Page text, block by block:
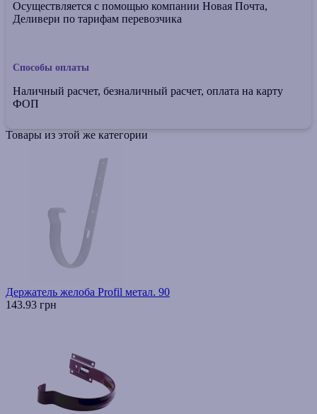
Осуществляется с помощью компании Новая Почта,
Деливери по тарифам перевозчика
Способы оплаты
Наличный расчет, безналичный расчет, оплата на карту
ФОП
Товары из этой же категории
Держатель желоба Profil метал. 90
143.93 грн